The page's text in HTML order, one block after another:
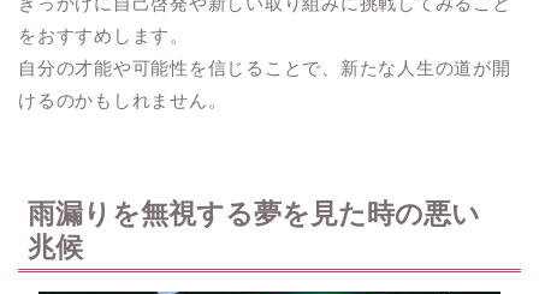
をおすすめします。
自分の才能や可能性を信じることで、新たな人生の道が開
けるのかもしれません。
雨漏りを無視する夢を見た時の悪い
兆候